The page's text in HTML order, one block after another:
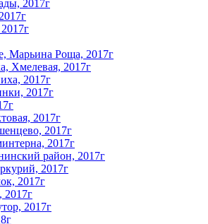
2017г
Марьина Роща, 2017г
Хмелевая, 2017г
2017г
2017г
2017г
2017г
2017г
район, 2017г
2017г
2017г
2017г
2017г